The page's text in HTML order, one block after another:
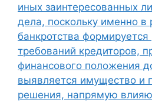
иных заинтересованных
дела, поскольку именно
банкротства формируется
требований кредиторов,
финансового положения
выявляется имущество и
решения, напрямую